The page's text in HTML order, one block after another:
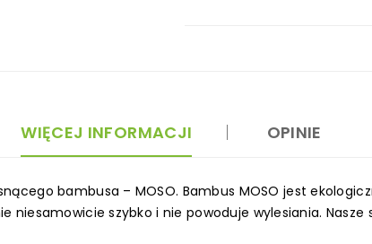
WIĘCEJ INFORMACJI OPINIE
bambusa – MOSO. Bambus MOSO jest
niesamowicie szybko i nie powoduje wylesiania.